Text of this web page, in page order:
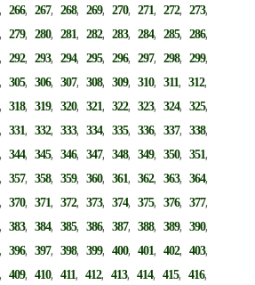
,266,267,268,269,270,271,272,273,
,279,280,281,282,283,284,285,286,
,292,293,294,295,296,297,298,299,
,305,306,307,308,309,310,311,312,
,318,319,320,321,322,323,324,325,
,331,332,333,334,335,336,337,338,
,344,345,346,347,348,349,350,351,
,357,358,359,360,361,362,363,364,
,370,371,372,373,374,375,376,377,
,383,384,385,386,387,388,389,390,
,396,397,398,399,400,401,402,403,
,409,410,411,412,413,414,415,416,